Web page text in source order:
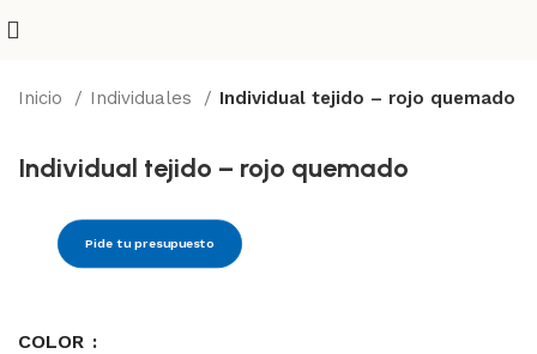
Inicio Individuales Individual tejido – rojo quemado
Individual tejido – rojo quemado
Pide tu presupuesto
COLOR